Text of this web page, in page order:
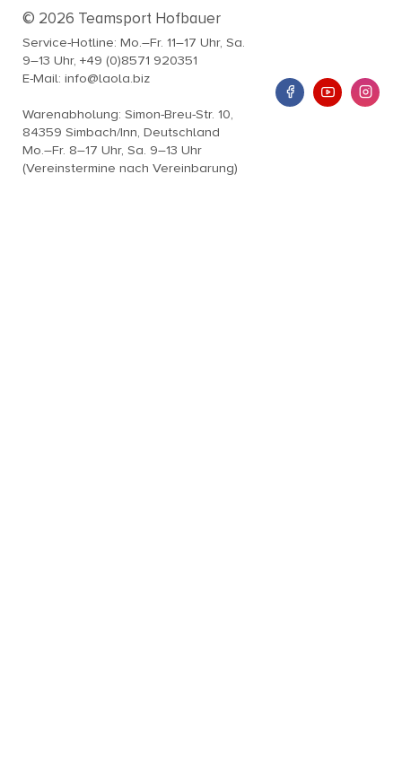
© 2026 Teamsport Hofbauer
Service-Hotline: Mo.–Fr. 11–17 Uhr, Sa.
9–13 Uhr, +49 (0)8571 920351
E-Mail: info@laola.biz
Warenabholung: Simon-Breu-Str. 10,
84359 Simbach/Inn, Deutschland
Mo.–Fr. 8–17 Uhr, Sa. 9–13 Uhr
(Vereinstermine nach Vereinbarung)